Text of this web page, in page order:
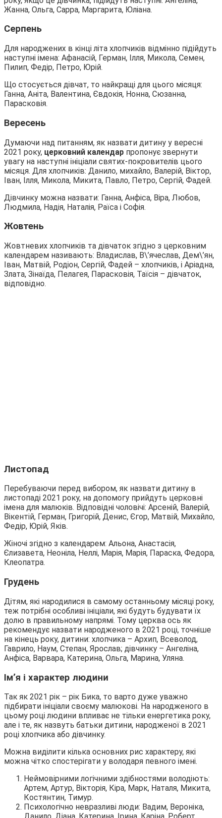
Жанна, Ольга, Сарра, Маргарита, Юліана.
Серпень
Для народжених в кінці літа хлопчиків відмінно підійдуть
наступні імена: Афанасій, Герман, Ілля, Микола, Семен,
Пилип, Федір, Петро, Юрій.
Що стосується дівчат, то найкращі для цього місяця:
Ганна, Аніта, Валентина, Євдокія, Нонна, Сюзанна,
Парасковія.
Вересень
Думаючи над питанням, як назвати дитину у вересні
2021 року, церковний календар пропонує звернути
увагу на наступні ініціали святих-покровителів цього
місяця. Для хлопчиків: Данило, михайло, Валерій, Віктор,
Іван, Ілля, Микола, Микита, Павло, Петро, Сергій, Фадей.
Дівчинку можна назвати: Ганна, Анфіса, Віра, Любов,
Людмила, Надія, Наталія, Раїса і Софія.
Жовтень
Жовтневих хлопчиків та дівчаток згідно з церковним
календарем називають: Владислав, В\’ячеслав, Дем\’ян,
Іван, Матвій, Родіон, Сергій, Фадей – хлопчиків, і Аріадна,
Злата, Зінаїда, Пелагея, Парасковія, Таїсія – дівчаток,
відповідно.
Листопад
Перебуваючи перед вибором, як назвати дитину в
листопаді 2021 року, на допомогу прийдуть церковні
імена для малюків. Відповідні чоловічі: Арсеній, Валерій,
Вікентій, Герман, Григорій, Денис, Єгор, Матвій, Михайло,
Федір, Юрій, Яків.
Жіночі згідно з календарем: Альона, Анастасія,
Єлизавета, Неоніла, Неллі, Марія, Марія, Параска, Федора,
Клеопатра.
Грудень
Дітям, які народилися в самому останньому місяці року,
теж потрібні особливі ініціали, які будуть будувати їх
долю в правильному напрямі. Тому церква ось як
рекомендує назвати народженого в 2021 році, точніше
на кінець року, дитини: хлопчика – Архип, Всеволод,
Гаврило, Наум, Степан, Ярослав; дівчинку – Ангеліна,
Анфіса, Варвара, Катерина, Ольга, Марина, Уляна.
Ім’я і характер людини
Так як 2021 рік – рік Бика, то варто дуже уважно
підбирати ініціали своєму малюкові. На народженого в
цьому році людини впливає не тільки енергетика року,
але і те, як назвуть батьки дитини, народженої в 2021
році хлопчика або дівчинку.
Можна виділити кілька основних рис характеру, які
можна чітко спостерігати у володаря певного імені.
Неймовірними логічними здібностями володіють:
Артем, Артур, Вікторія, Кіра, Марк, Наталя, Микита,
Костянтин, Тимур.
Психологічно невразливі люди: Вадим, Вероніка,